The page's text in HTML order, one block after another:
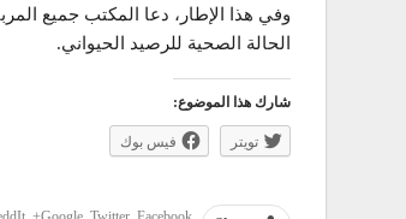
وفي هذا الإطار، دعا المكتب جميع
الحالة الصحية للرصيد الحيواني.
شارك هذا الموضوع:
تويتر فيس بوك